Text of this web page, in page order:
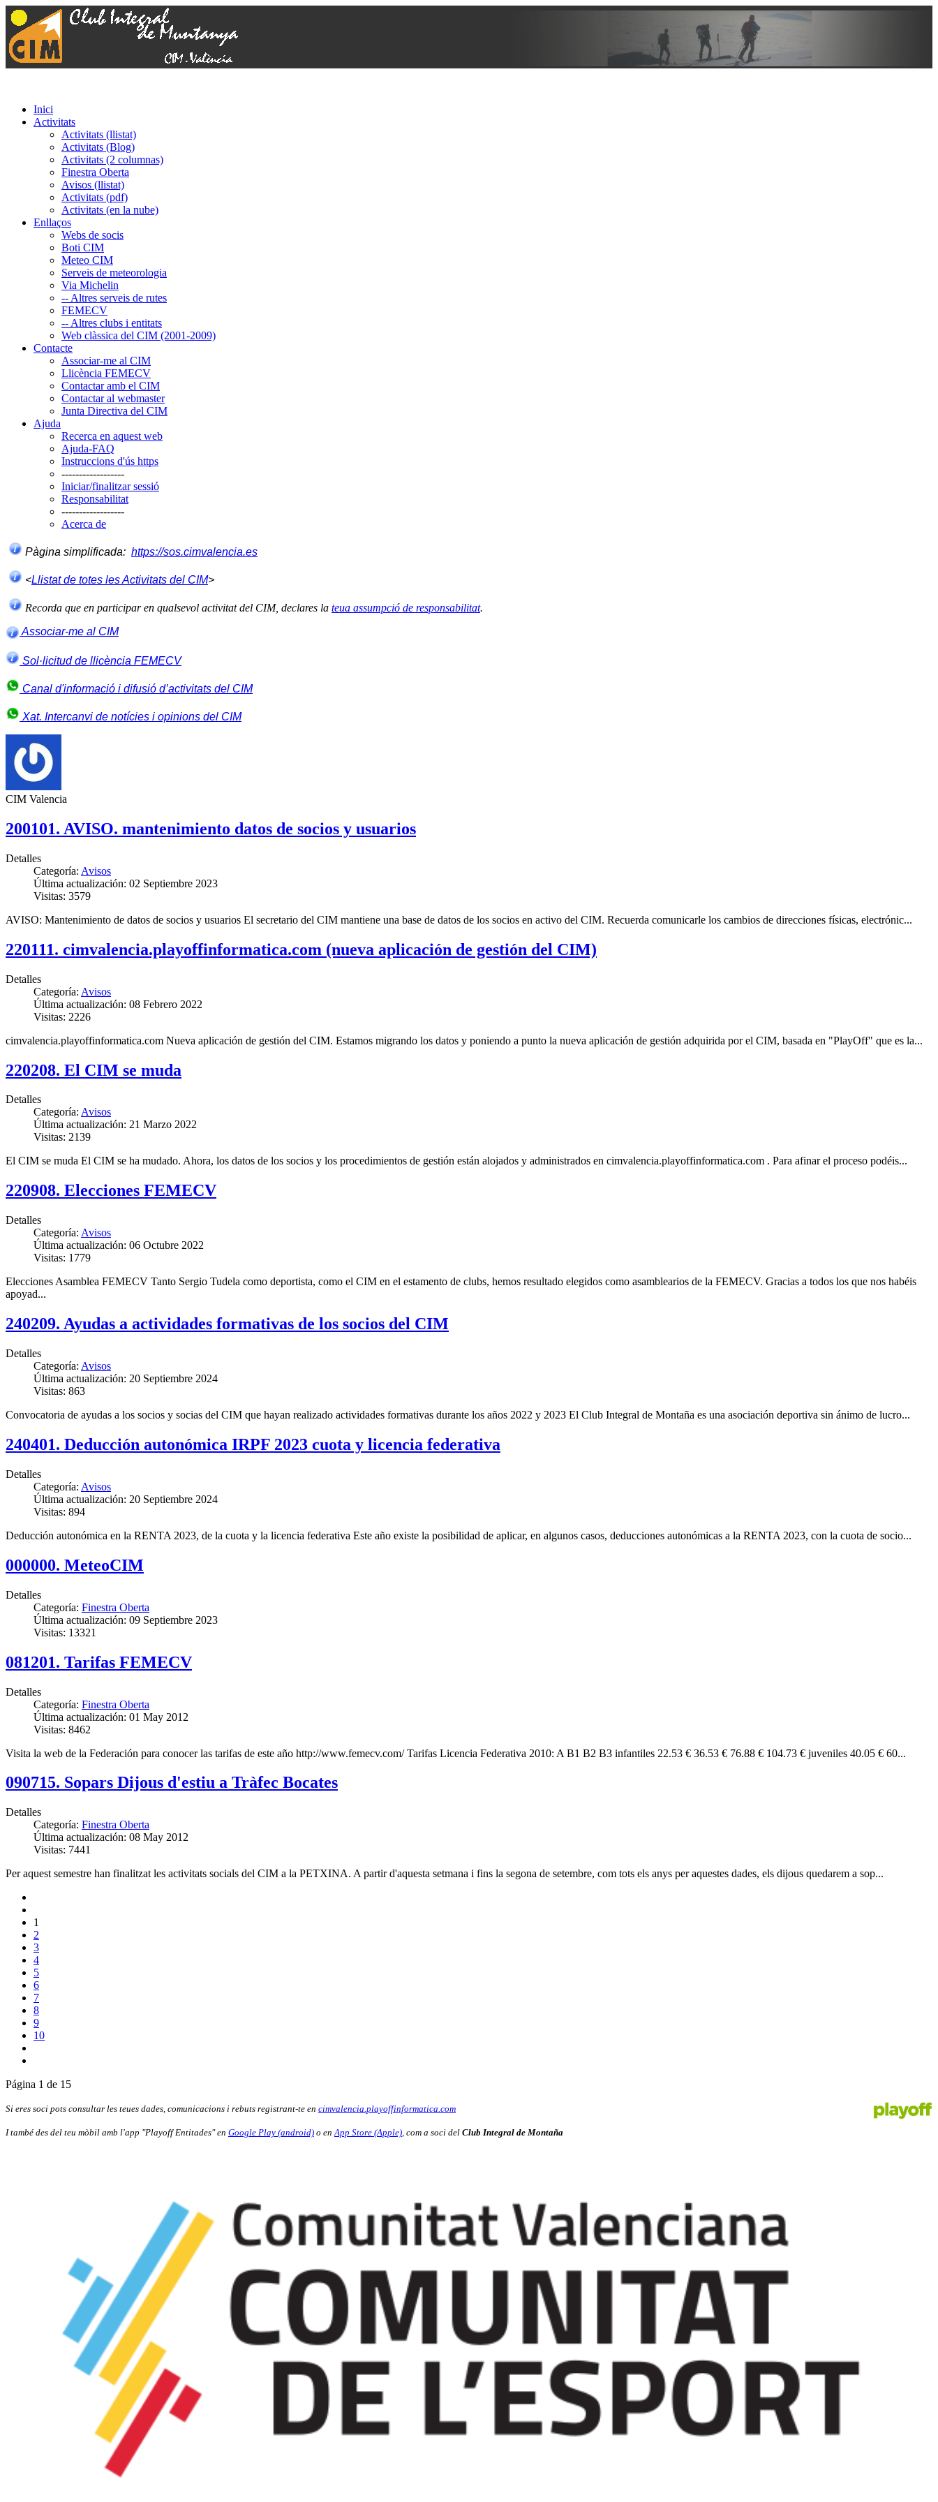
Inici
Activitats
Activitats (llistat)
Activitats (Blog)
Activitats (2 columnas)
Finestra Oberta
Avisos (llistat)
Activitats (pdf)
Activitats (en la nube)
Enllaços
Webs de socis
Boti CIM
Meteo CIM
Serveis de meteorologia
Via Michelin
-- Altres serveis de rutes
FEMECV
-- Altres clubs i entitats
Web clàssica del CIM (2001-2009)
Contacte
Associar-me al CIM
Llicència FEMECV
Contactar amb el CIM
Contactar al webmaster
Junta Directiva del CIM
Ajuda
Recerca en aquest web
Ajuda-FAQ
Instruccions d'ús https
------------------
Iniciar/finalitzar sessió
Responsabilitat
------------------
Acerca de
Pàgina simplificada: https://sos.cimvalencia.es
<Llistat de totes les Activitats del CIM>
Recorda que en participar en qualsevol activitat del CIM, declares la teua assumpció de responsabilitat.
Associar-me al CIM
Sol·licitud de llicència FEMECV
Canal d'informació i difusió d’activitats del CIM
Xat. Intercanvi de notícies i opinions del CIM
CIM Valencia
200101. AVISO. mantenimiento datos de socios y usuarios
Detalles
Categoría: Avisos
Última actualización: 02 Septiembre 2023
Visitas: 3579
AVISO: Mantenimiento de datos de socios y usuarios El secretario del CIM mantiene una base de datos de los socios en activo del CIM. Recuerda comunicarle los cambios de direcciones físicas, electrónic...
220111. cimvalencia.playoffinformatica.com (nueva aplicación de gestión del CIM)
Detalles
Categoría: Avisos
Última actualización: 08 Febrero 2022
Visitas: 2226
cimvalencia.playoffinformatica.com Nueva aplicación de gestión del CIM. Estamos migrando los datos y poniendo a punto la nueva aplicación de gestión adquirida por el CIM, basada en "PlayOff" que es la...
220208. El CIM se muda
Detalles
Categoría: Avisos
Última actualización: 21 Marzo 2022
Visitas: 2139
El CIM se muda El CIM se ha mudado. Ahora, los datos de los socios y los procedimientos de gestión están alojados y administrados en cimvalencia.playoffinformatica.com . Para afinar el proceso podéis...
220908. Elecciones FEMECV
Detalles
Categoría: Avisos
Última actualización: 06 Octubre 2022
Visitas: 1779
Elecciones Asamblea FEMECV Tanto Sergio Tudela como deportista, como el CIM en el estamento de clubs, hemos resultado elegidos como asamblearios de la FEMECV. Gracias a todos los que nos habéis
apoyad...
240209. Ayudas a actividades formativas de los socios del CIM
Detalles
Categoría: Avisos
Última actualización: 20 Septiembre 2024
Visitas: 863
Convocatoria de ayudas a los socios y socias del CIM que hayan realizado actividades formativas durante los años 2022 y 2023 El Club Integral de Montaña es una asociación deportiva sin ánimo de lucro...
240401. Deducción autonómica IRPF 2023 cuota y licencia federativa
Detalles
Categoría: Avisos
Última actualización: 20 Septiembre 2024
Visitas: 894
Deducción autonómica en la RENTA 2023, de la cuota y la licencia federativa Este año existe la posibilidad de aplicar, en algunos casos, deducciones autonómicas a la RENTA 2023, con la cuota de socio...
000000. MeteoCIM
Detalles
Categoría: Finestra Oberta
Última actualización: 09 Septiembre 2023
Visitas: 13321
081201. Tarifas FEMECV
Detalles
Categoría: Finestra Oberta
Última actualización: 01 May 2012
Visitas: 8462
Visita la web de la Federación para conocer las tarifas de este año http://www.femecv.com/ Tarifas Licencia Federativa 2010: A B1 B2 B3 infantiles 22.53 € 36.53 € 76.88 € 104.73 € juveniles 40.05 € 60...
090715. Sopars Dijous d'estiu a Tràfec Bocates
Detalles
Categoría: Finestra Oberta
Última actualización: 08 May 2012
Visitas: 7441
Per aquest semestre han finalitzat les activitats socials del CIM a la PETXINA. A partir d'aquesta setmana i fins la segona de setembre, com tots els anys per aquestes dades, els dijous quedarem a sop...
1
2
3
4
5
6
7
8
9
10
Página 1 de 15
Si eres soci pots consultar les teues dades, comunicacions i rebuts registrant-te en cimvalencia.playoffinformatica.com
I també des del teu mòbil amb l'app "Playoff Entitades" en Google Play (android) o enApp Store (Apple), com a soci del Club Integral de Montaña